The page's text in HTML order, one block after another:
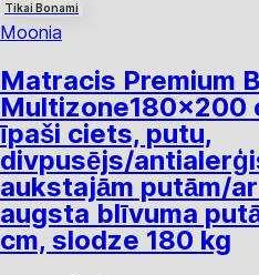
Tikai Bonami
Moonia
Matracis Premium
Multizone180x200
īpaši ciets, putu,
divpusējs/
aukstajām putām/
augsta blīvuma
cm, slodze 180 kg